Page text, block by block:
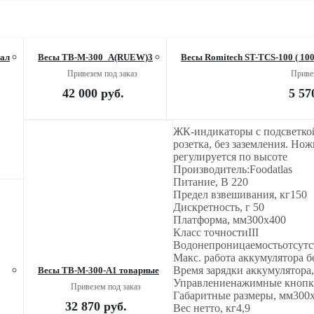
Весы TB-M-300_А(RUEW)3
Привезем под заказ
42 000руб. 5
Весы TB-М-300-А1 товарные
Привезем под заказ
32 870 руб.
ЖК-индикаторы с
розетка, без заземления.
регулируется по высоте
Производитель:Foodatlas
Питание, В 220
Предел взвешивания, кг150
Дискретность, г 50
Платформа, мм300x400
Класс точностиIII
Макс. работа аккумулятора
Время зарядки
Управлениенажимные
Габаритные размеры,
Вес нетто, кг4,9